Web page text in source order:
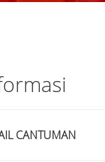
CANTUMAN